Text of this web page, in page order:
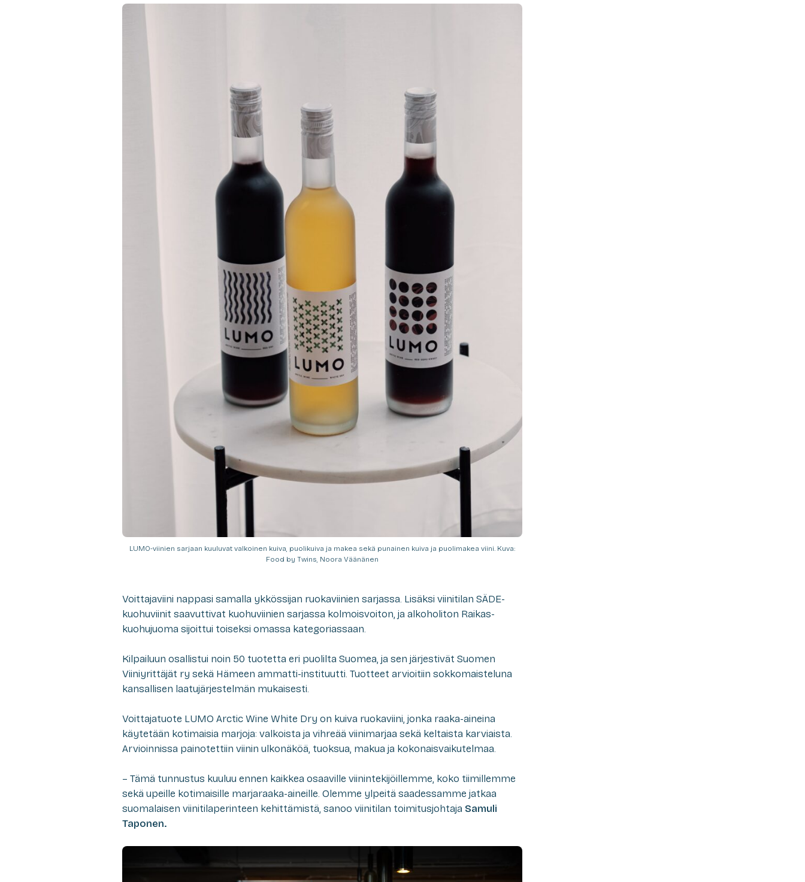
LUMO-viinien sarjaan kuuluvat valkoinen kuiva, puolikuiva ja makea sekä punainen kuiva ja puolimakea viini. Kuva:
Food by Twins, Noora Väänänen
Voittajaviini nappasi samalla ykkössijan ruokaviinien sarjassa. Lisäksi viinitilan SÄDE-
kuohuviinit saavuttivat kuohuviinien sarjassa kolmoisvoiton, ja alkoholiton Raikas-
kuohujuoma sijoittui toiseksi omassa kategoriassaan.
Kilpailuun osallistui noin 50 tuotetta eri puolilta Suomea, ja sen järjestivät Suomen
Viiniyrittäjät ry sekä Hämeen ammatti-instituutti. Tuotteet arvioitiin sokkomaisteluna
kansallisen laatujärjestelmän mukaisesti.
Voittajatuote LUMO Arctic Wine White Dry on kuiva ruokaviini, jonka raaka-aineina
käytetään kotimaisia marjoja: valkoista ja vihreää viinimarjaa sekä keltaista karviaista.
Arvioinnissa painotettiin viinin ulkonäköä, tuoksua, makua ja kokonaisvaikutelmaa.
– Tämä tunnustus kuuluu ennen kaikkea osaaville viinintekijöillemme, koko tiimillemme
sekä upeille kotimaisille marjaraaka-aineille. Olemme ylpeitä saadessamme jatkaa
suomalaisen viinitilaperinteen kehittämistä, sanoo viinitilan toimitusjohtaja Samuli
Taponen.